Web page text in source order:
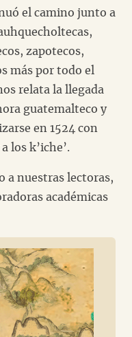
el camino junto a
zapotecos,
más por todo el
relata la llegada
guatemalteco y
en 1524 con
los k’iche’.
a nuestras lectoras,
académicas